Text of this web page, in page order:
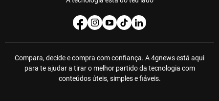
Compara, decide e compra com confiança. A 4gnews está aqui
para te ajudar a tirar o melhor partido da tecnologia com
conteúdos úteis, simples e fiáveis.